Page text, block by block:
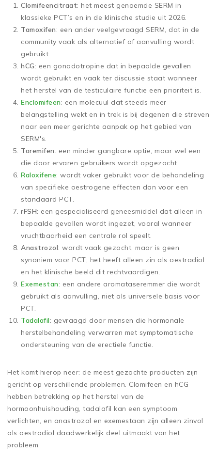
Clomifeencitraat: het meest genoemde SERM in
klassieke PCT’s en in de klinische studie uit 2026.
Tamoxifen: een ander veelgevraagd SERM, dat in de
community vaak als alternatief of aanvulling wordt
gebruikt.
hCG: een gonadotropine dat in bepaalde gevallen
wordt gebruikt en vaak ter discussie staat wanneer
het herstel van de testiculaire functie een prioriteit is.
Enclomifeen: een molecuul dat steeds meer
belangstelling wekt en in trek is bij degenen die streven
naar een meer gerichte aanpak op het gebied van
SERM's.
Toremifen: een minder gangbare optie, maar wel een
die door ervaren gebruikers wordt opgezocht.
Raloxifene: wordt vaker gebruikt voor de behandeling
van specifieke oestrogene effecten dan voor een
standaard PCT.
rFSH: een gespecialiseerd geneesmiddel dat alleen in
bepaalde gevallen wordt ingezet, vooral wanneer
vruchtbaarheid een centrale rol speelt.
Anastrozol: wordt vaak gezocht, maar is geen
synoniem voor PCT; het heeft alleen zin als oestradiol
en het klinische beeld dit rechtvaardigen.
Exemestan: een andere aromataseremmer die wordt
gebruikt als aanvulling, niet als universele basis voor
PCT.
Tadalafil: gevraagd door mensen die hormonale
herstelbehandeling verwarren met symptomatische
ondersteuning van de erectiele functie.
Het komt hierop neer: de meest gezochte producten zijn
gericht op verschillende problemen. Clomifeen en hCG
hebben betrekking op het herstel van de
hormoonhuishouding, tadalafil kan een symptoom
verlichten, en anastrozol en exemestaan zijn alleen zinvol
als oestradiol daadwerkelijk deel uitmaakt van het
probleem.